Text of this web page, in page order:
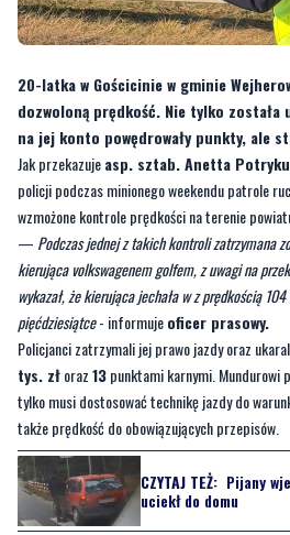
20-latka w Gościcinie w gminie
dozwoloną prędkość. Nie tylko została
na jej konto powędrowały punkty, ale
Jak przekazujeasp. sztab. Anetta
policji podczas minionego weekendu patrole
wzmożone kontrole prędkości na terenie
—Podczas jednej z takich kontroli zatrzymana
kierująca volkswagenem golfem, z uwagi na
wykazał, że kierująca jechała w z prędkością
pięćdziesiątce- informujeoficer prasowy.
Policjanci zatrzymali jej prawo jazdy oraz
tys. złoraz13punktami karnymi. Mundurowi
tylko musi dostosować technikę jazdy do
także prędkość do obowiązujących przepisów.